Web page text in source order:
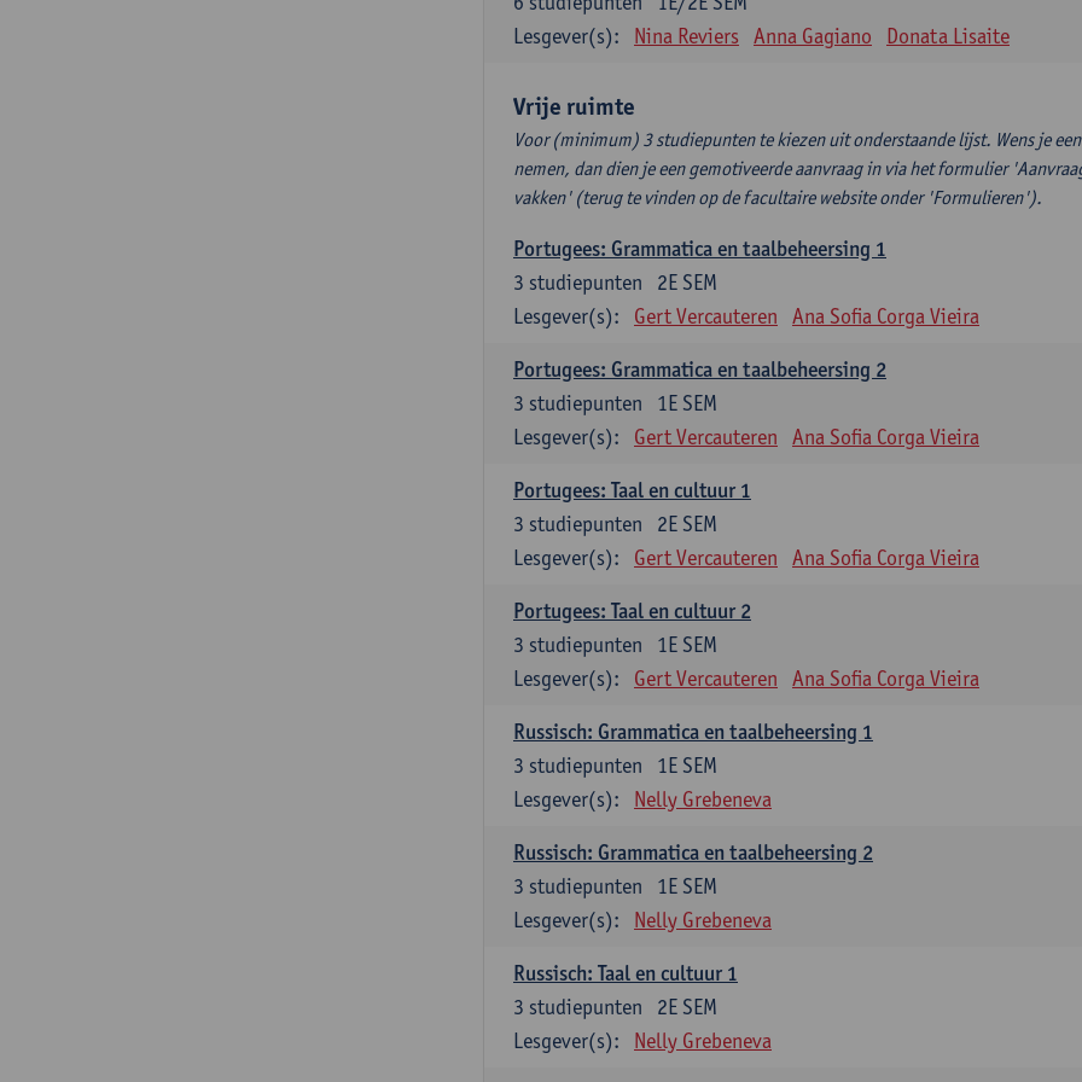
Lesgever(s):
Nina Reviers Anna Gagiano Donata Lisaite
Vrije ruimte
Voor (minimum) 3 studiepunten te kiezen uit onderstaande lijst. Wens je
nemen, dan dien je een gemotiveerde aanvraag in via het formulier
vakken' (terug te vinden op de facultaire website onder 'Formulieren').
Portugees: Grammatica en taalbeheersing 1
2E SEM
3 studiepunten
Lesgever(s):
Gert Vercauteren Ana Sofia Corga Vieira
Portugees: Grammatica en taalbeheersing 2
1E SEM
3 studiepunten
Lesgever(s):
Gert Vercauteren Ana Sofia Corga Vieira
Portugees: Taal en cultuur 1
2E SEM
3 studiepunten
Lesgever(s):
Gert Vercauteren Ana Sofia Corga Vieira
Portugees: Taal en cultuur 2
1E SEM
3 studiepunten
Lesgever(s):
Gert Vercauteren Ana Sofia Corga Vieira
Russisch: Grammatica en taalbeheersing 1
1E SEM
3 studiepunten
Lesgever(s):
Nelly Grebeneva
Russisch: Grammatica en taalbeheersing 2
1E SEM
3 studiepunten
Lesgever(s):
Nelly Grebeneva
Russisch: Taal en cultuur 1
2E SEM
3 studiepunten
Lesgever(s):
Nelly Grebeneva